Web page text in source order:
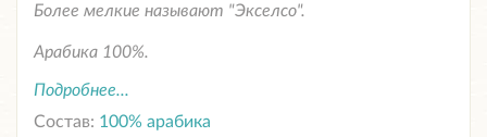
Более мелкие называют "Экселсо".
Арабика 100%.
Подробнее...
Состав: 100% арабика